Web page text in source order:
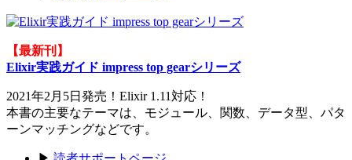
【最新刊】
Elixir実践ガイド impress top gearシリーズ
2021年2月5日発売！Elixir 1.11対応！
本書の主要なテーマは、モジュール、関数、データ型、パタ
ーンマッチングなどです。